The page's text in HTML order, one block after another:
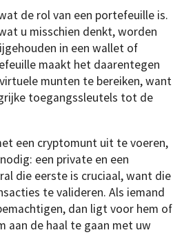
de rol van een portefeuille is.
u misschien denkt, worden
in een wallet of
maakt het daarentegen
munten te bereiken, want
toegangssleutels tot de
een cryptomunt uit te voeren,
een private en een
die eerste is cruciaal, want die
te valideren. Als iemand
dan ligt voor hem of
aan de haal te gaan met uw